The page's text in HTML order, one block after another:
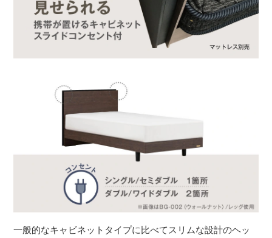
一般的なキャビネットタイプに比べてスリムな設計のヘッ